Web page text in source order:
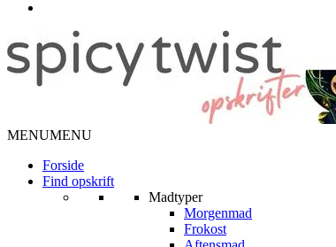
MENUMENU
Forside
Find opskrift
Madtyper
Morgenmad
Frokost